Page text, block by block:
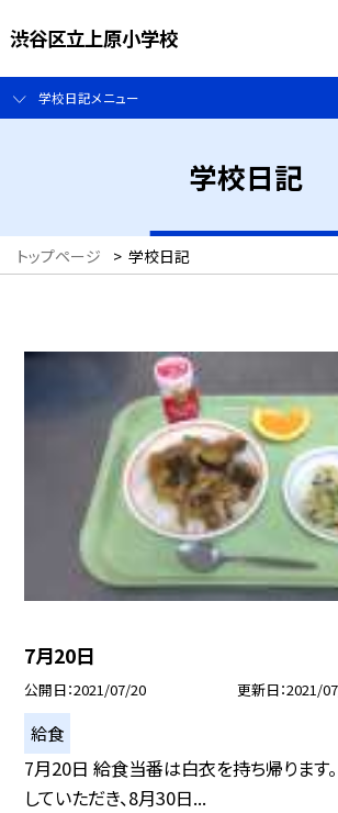
渋谷区立上原小学校
学校日記メニュー
学校日記
トップページ > 学校日記
7月20日
公開日 2021/07/20 更新日 2021/
給食
7月20日 給食当番は白衣を持ち帰ります
していただき、8月30日...